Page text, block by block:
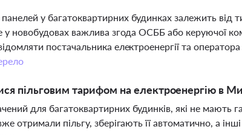
у багатоквартирних будинках залежить від
у новобудовах важлива згода ОСББ або керуючої
постачальника електроенергії та
пільговим тарифом на електроенергію в
для багатоквартирних будинків, які не мають
отримали пільгу, зберігають її автоматично, а